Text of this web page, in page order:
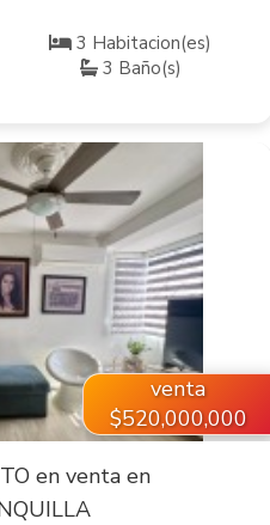
3 Habitacion(es)
3 Baño(s)
venta
$520,000,000
en venta en